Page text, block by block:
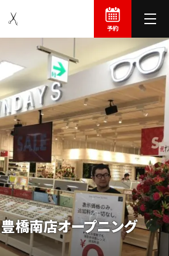
予約
豊橋南店オープニング